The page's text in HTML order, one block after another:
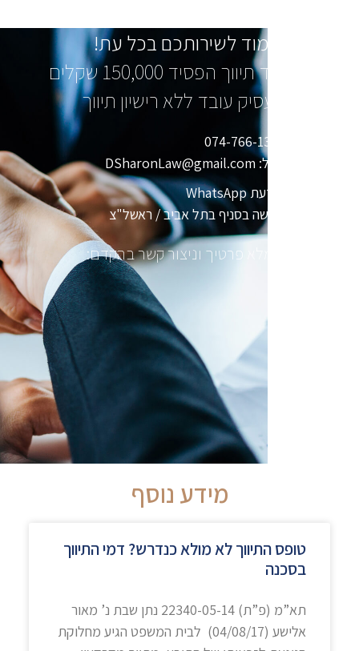
נשמח לעמוד לשירותכם בכל עת!
בעל משרד תיווך הפסיד 150,000 שקלים
בגלל שהעסיק עובד ללא רישיון תיווך
שלחו מייל: DSharonLaw@gmail.com
שלחו הודעת WhatsApp
קבעו פגישה בסניף בתל אביב / ראשל"צ
מלא פרטיך וניצור קשר בהקדם:
מידע נוסף
טופס התיווך לא מולא כנדרש? דמי התיווך
בסכנה
תא”מ (פ”ת) 22340-05-14 נתן שבת נ’ מאור
אלישע (04/08/17) ​ לבית המשפט הגיע מחלוקת